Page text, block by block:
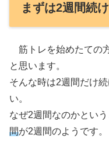
まずは2週間続
筋トレを始めたての
と思います。
そんな時は2週間だけ
い。
なぜ2週間なのかという
間が2週間のようです。